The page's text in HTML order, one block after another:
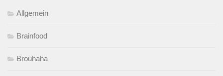
Allgemein
Brainfood
Brouhaha